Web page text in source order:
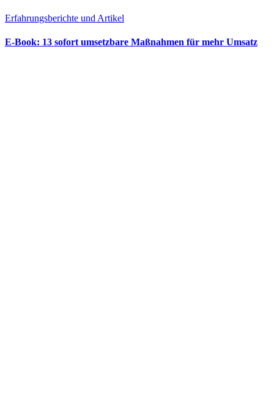
Erfahrungsberichte und Artikel
E‑Book: 13 sofort umsetzbare Maßnahmen für mehr Umsatz